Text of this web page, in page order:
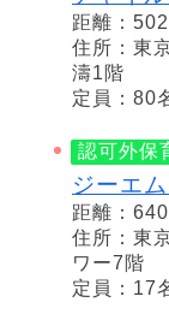
距離：
住所：東
濤1階
定員：80
認可外保
ジーエ
距離：
住所：東
ワー7階
定員：17